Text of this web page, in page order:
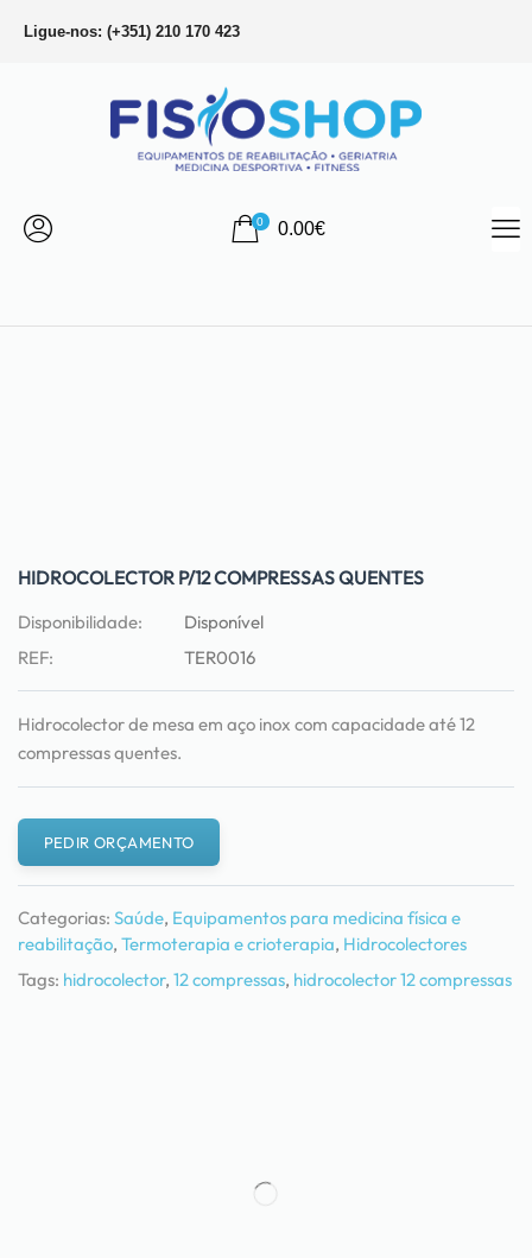
Ligue-nos: (+351) 210 170 423
0 0.00€
HIDROCOLECTOR P/12 COMPRESSAS QUENTES
Disponibilidade:
Disponível
REF:
TER0016
Hidrocolector de mesa em aço inox com capacidade até 12
compressas quentes.
PEDIR ORÇAMENTO
Categorias: Saúde, Equipamentos para medicina física e
reabilitação, Termoterapia e crioterapia, Hidrocolectores
Tags: hidrocolector, 12 compressas, hidrocolector 12 compressas